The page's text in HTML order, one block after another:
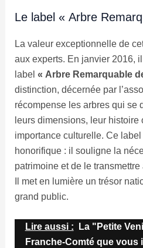
Le label « Arbre
La valeur exceptionnelle de
aux experts. En janvier 2016,
label « Arbre Remarquable
distinction, décernée par
récompense les arbres qui se
leurs dimensions, leur histoire
importance culturelle. Ce label
honorifique : il souligne la
patrimoine et de le
Il met en lumière un trésor
grand public.
Lire aussi :
La "Petite
Franche-Comté que vous